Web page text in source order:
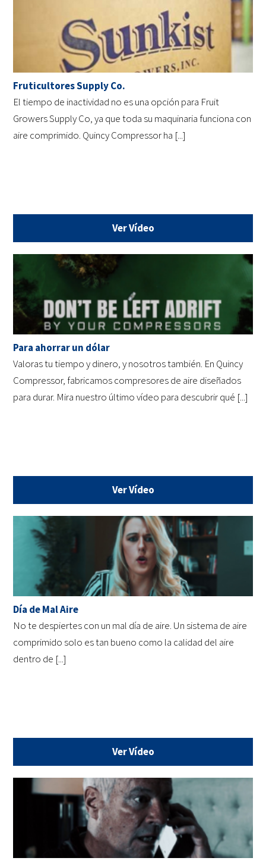
Fruticultores Supply Co.
El tiempo de inactividad no es una opción para Fruit
Growers Supply Co, ya que toda su maquinaria funciona con
aire comprimido. Quincy Compressor ha [...]
Ver Vídeo
Para ahorrar un dólar
Valoras tu tiempo y dinero, y nosotros también. En Quincy
Compressor, fabricamos compresores de aire diseñados
para durar. Mira nuestro último vídeo para descubrir qué [...]
Ver Vídeo
Día de Mal Aire
No te despiertes con un mal día de aire. Un sistema de aire
comprimido solo es tan bueno como la calidad del aire
dentro de [...]
Ver Vídeo